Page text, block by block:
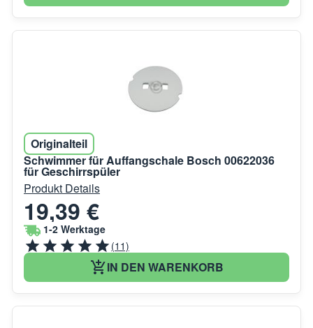
Originalteil
Schwimmer für Auffangschale Bosch 00622036
für Geschirrspüler
Produkt Details
19,39 €
1-2 Werktage
(11)
IN DEN WARENKORB